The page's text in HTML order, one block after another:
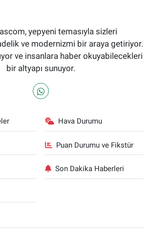
yepyeni temasıyla sizleri
ve modernizmi bir araya getiriyor.
ve insanlara haber okuyabilecekleri
bir altyapı sunuyor.
Hava Durumu
Puan Durumu ve Fikstür
Son Dakika Haberleri